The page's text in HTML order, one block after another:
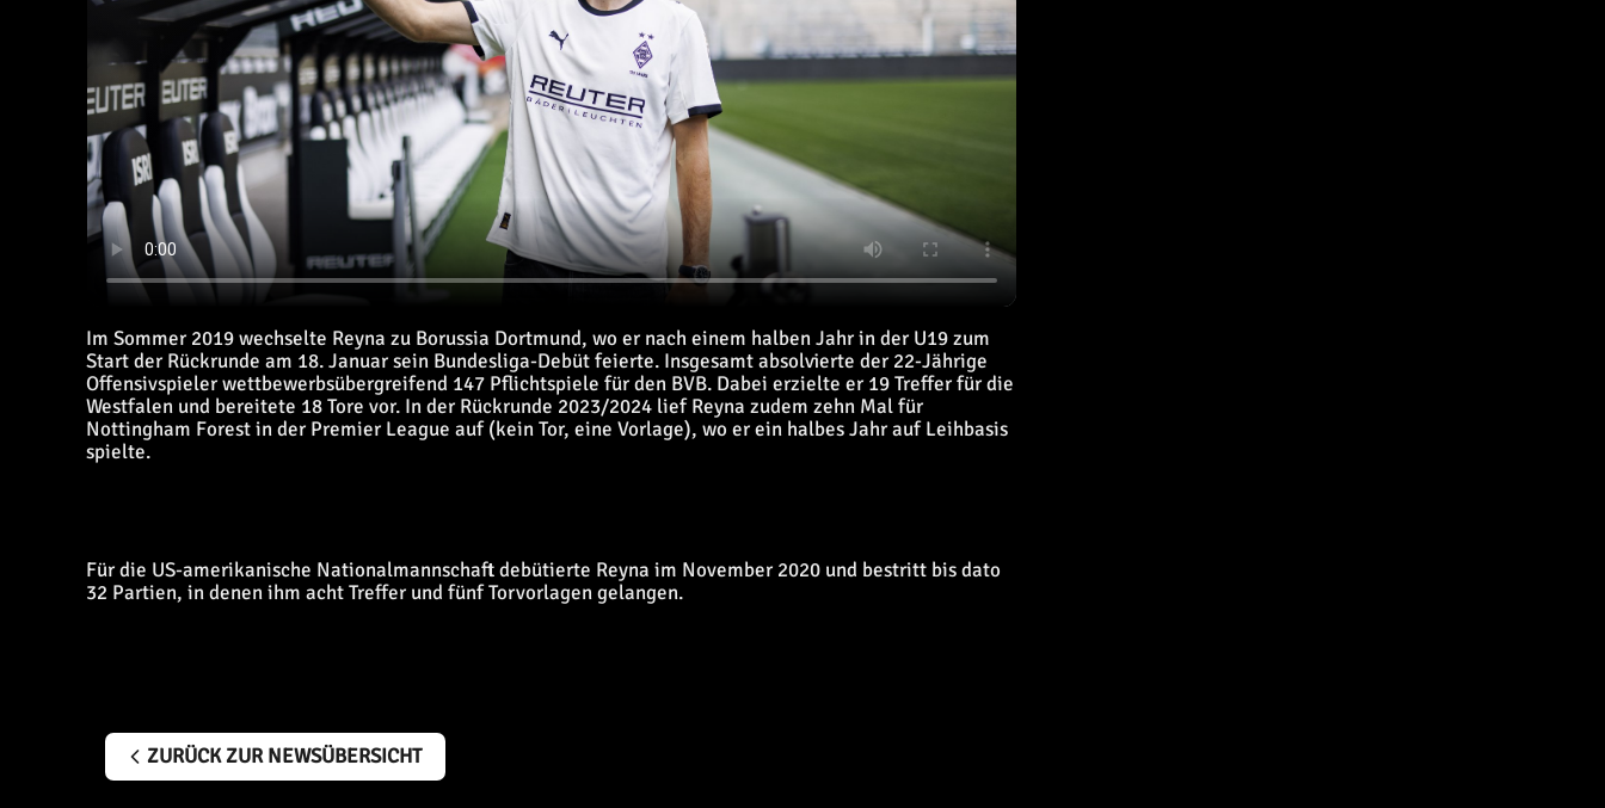
Im Sommer 2019 wechselte Reyna zu Borussia Dortmund, wo er nach einem halben Jahr in der U19 zum
Start der Rückrunde am 18. Januar sein Bundesliga-Debüt feierte. Insgesamt absolvierte der 22-Jährige
Offensivspieler wettbewerbsübergreifend 147 Pflichtspiele für den BVB. Dabei erzielte er 19 Treffer für die
Westfalen und bereitete 18 Tore vor. In der Rückrunde 2023/2024 lief Reyna zudem zehn Mal für
Nottingham Forest in der Premier League auf (kein Tor, eine Vorlage), wo er ein halbes Jahr auf Leihbasis
spielte.
Für die US-amerikanische Nationalmannschaft debütierte Reyna im November 2020 und bestritt bis dato
32 Partien, in denen ihm acht Treffer und fünf Torvorlagen gelangen.
ZURÜCK ZUR NEWSÜBERSICHT